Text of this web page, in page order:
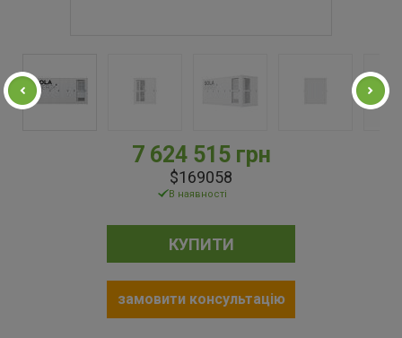
7 624 515 грн
$169058
В наявності
КУПИТИ
замовити консультацію